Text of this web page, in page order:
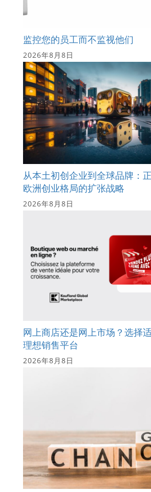
监控您的员工而不监视他们
2026年8月8日
从本土初创企业到全球品牌：
欧洲创业格局的扩张战略
2026年8月8日
网上商店还是网上市场？选择
理想销售平台
2026年8月8日